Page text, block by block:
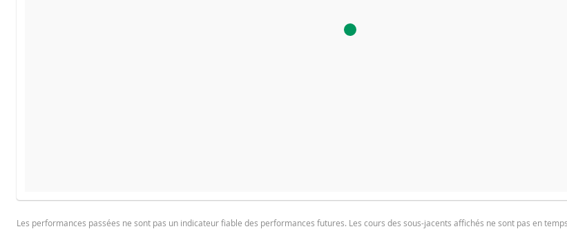
COURS DU SOUS-JACENT ATTENDU À L'ÉCHÉANCE
PROSPECTUS DE BASE
Les performances passées ne sont pas un indicateur fiable des performances futures. Les cours des sous-jacents affichés ne sont pas en